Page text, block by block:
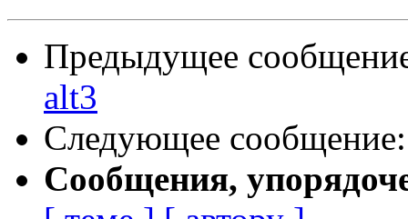
Предыдущее
alt3
Следующее
Сообщения,